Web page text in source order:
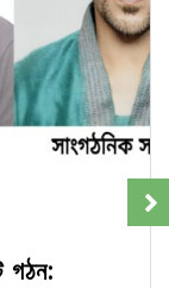
গঠন: